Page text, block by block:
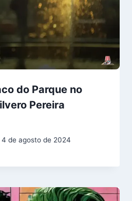
do Parque no
Pereira
4 de agosto de 2024